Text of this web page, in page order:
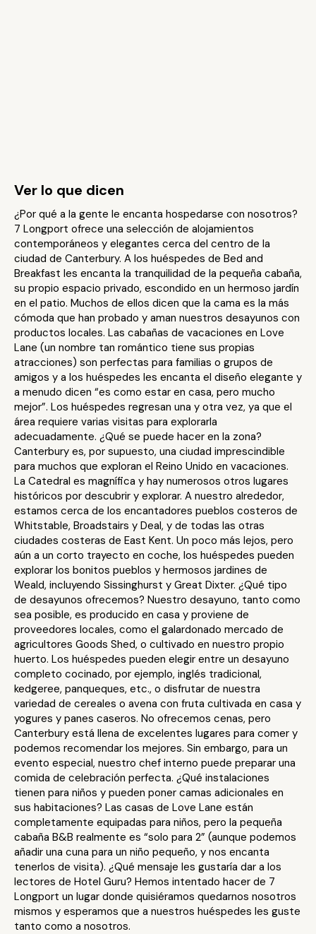
Ver lo que dicen
¿Por qué a la gente le encanta hospedarse con nosotros?
7 Longport ofrece una selección de alojamientos
contemporáneos y elegantes cerca del centro de la
ciudad de Canterbury. A los huéspedes de Bed and
Breakfast les encanta la tranquilidad de la pequeña cabaña,
su propio espacio privado, escondido en un hermoso jardín
en el patio. Muchos de ellos dicen que la cama es la más
cómoda que han probado y aman nuestros desayunos con
productos locales. Las cabañas de vacaciones en Love
Lane (un nombre tan romántico tiene sus propias
atracciones) son perfectas para familias o grupos de
amigos y a los huéspedes les encanta el diseño elegante y
a menudo dicen “es como estar en casa, pero mucho
mejor”. Los huéspedes regresan una y otra vez, ya que el
área requiere varias visitas para explorarla
adecuadamente. ¿Qué se puede hacer en la zona?
Canterbury es, por supuesto, una ciudad imprescindible
para muchos que exploran el Reino Unido en vacaciones.
La Catedral es magnífica y hay numerosos otros lugares
históricos por descubrir y explorar. A nuestro alrededor,
estamos cerca de los encantadores pueblos costeros de
Whitstable, Broadstairs y Deal, y de todas las otras
ciudades costeras de East Kent. Un poco más lejos, pero
aún a un corto trayecto en coche, los huéspedes pueden
explorar los bonitos pueblos y hermosos jardines de
Weald, incluyendo Sissinghurst y Great Dixter. ¿Qué tipo
de desayunos ofrecemos? Nuestro desayuno, tanto como
sea posible, es producido en casa y proviene de
proveedores locales, como el galardonado mercado de
agricultores Goods Shed, o cultivado en nuestro propio
huerto. Los huéspedes pueden elegir entre un desayuno
completo cocinado, por ejemplo, inglés tradicional,
kedgeree, panqueques, etc., o disfrutar de nuestra
variedad de cereales o avena con fruta cultivada en casa y
yogures y panes caseros. No ofrecemos cenas, pero
Canterbury está llena de excelentes lugares para comer y
podemos recomendar los mejores. Sin embargo, para un
evento especial, nuestro chef interno puede preparar una
comida de celebración perfecta. ¿Qué instalaciones
tienen para niños y pueden poner camas adicionales en
sus habitaciones? Las casas de Love Lane están
completamente equipadas para niños, pero la pequeña
cabaña B&B realmente es “solo para 2” (aunque podemos
añadir una cuna para un niño pequeño, y nos encanta
tenerlos de visita). ¿Qué mensaje les gustaría dar a los
lectores de Hotel Guru? Hemos intentado hacer de 7
Longport un lugar donde quisiéramos quedarnos nosotros
mismos y esperamos que a nuestros huéspedes les guste
tanto como a nosotros.